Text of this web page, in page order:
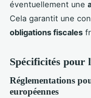
éventuellement une
Cela garantit une
obligations fiscales
Spécificités pour
Réglementations
européennes